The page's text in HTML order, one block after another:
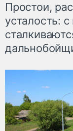
Простои,
усталость: